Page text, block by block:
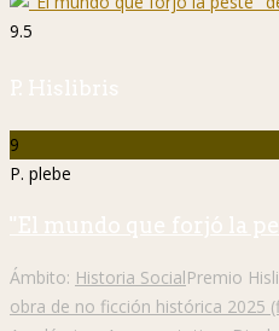
9.5
P. Hislibris
9
P. plebe
"El mundo que forjó la
Ámbito: Historia SocialPremio
obra de no ficción histórica 2025